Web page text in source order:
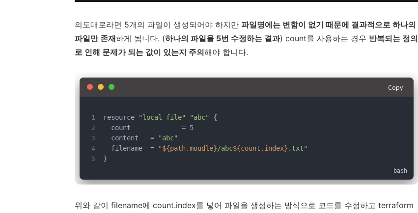
의도대로라면 5개의 파일이 생성되어야 하지만 파일명에는 변함이 없기 때문에 결과적으로 하나의
파일만 존재하게 됩니다. (하나의 파일을 5번 수정하는 결과) count를 사용하는 경우 반복되는 정의
로 인해 문제가 되는 값이 있는지 주의해야 합니다.
Copy
resource "local_file" "abc"
{
count		 = 5
content	 =
"abc"
filename	 =
"${path.moudle}/abc${count.index} .txt"
}
위와 같이 filename에 count.index를 넣어 파일을 생성하는 방식으로 코드를 수정하고 terraform